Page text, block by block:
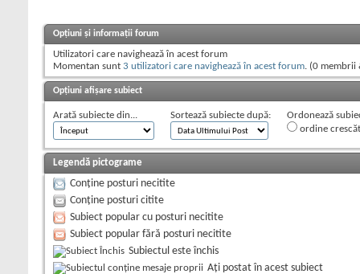
Opțiuni și informații forum
Utilizatori care navighează în acest forum
Momentan sunt 3 utilizatori care navighează în acest forum. (0 membrii
Opțiuni afișare subiect
Arată subiecte din... Sortează subiecte după:
Ordonează
ordine
Legendă pictograme
Conține posturi necitite
Conține posturi citite
Subiect popular cu posturi necitite
Subiect popular fără posturi necitite
Subiectul este închis
Aţi postat în acest subiect